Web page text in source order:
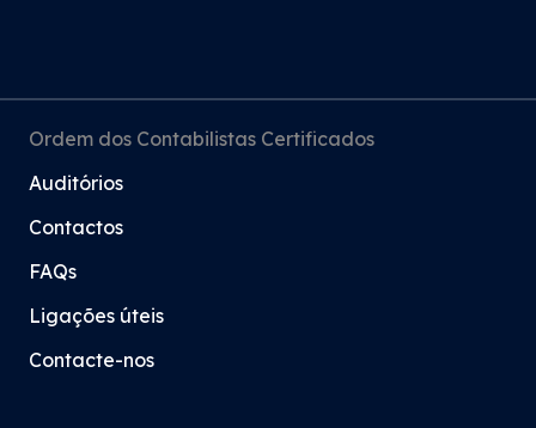
Ordem dos Contabilistas Certificados
Auditórios
Contactos
FAQs
Ligações úteis
Contacte-nos